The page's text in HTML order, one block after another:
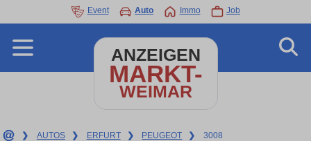
Event Auto Immo Job
ANZEIGEN
MARKT-
WEIMAR
❯ AUTOS ❯ ERFURT ❯ PEUGEOT ❯ 3008